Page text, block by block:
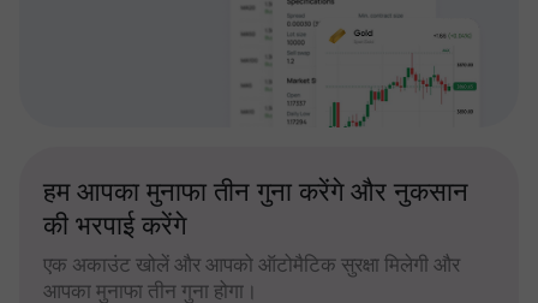
हम आपका मुनाफा तीन गुना करेंगे और नुकसान
की भरपाई करेंगे
एक अकाउंट खोलें और आपको ऑटोमैटिक सुरक्षा मिलेगी और
आपका मुनाफा तीन गुना होगा।